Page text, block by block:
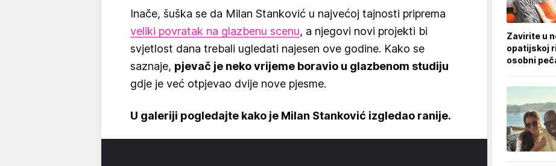
Inače, šuška se da Milan Stanković u najvećoj tajnosti priprema
veliki povratak na glazbenu scenu, a njegovi novi projekti bi
svjetlost dana trebali ugledati najesen ove godine. Kako se
saznaje, pjevač je neko vrijeme boravio u glazbenom studiju
gdje je već otpjevao dvije nove pjesme.
U galeriji pogledajte kako je Milan Stanković izgledao ranije.
Zavirite u
opatijskoj
osobni